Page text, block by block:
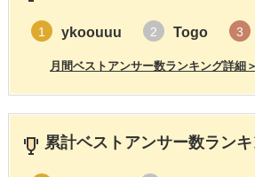
1 ykoouuu 2 Togo 3
月間ベストアンサー数ランキング詳細
累計ベストアンサー数ラン